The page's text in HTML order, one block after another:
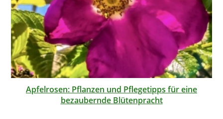
Apfelrosen: Pflanzen und Pflegetipps für eine
bezaubernde Blütenpracht